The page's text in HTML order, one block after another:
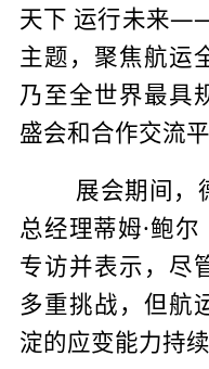
天下 运行未来
主题，聚焦航运
乃至全世界最具
盛会和合作交流平
展会期间，德
总经理蒂姆·鲍
专访并表示，尽
多重挑战，但航
淀的应变能力持